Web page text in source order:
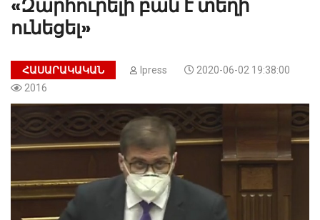
«Զարհուրելի բան է տեղի
ունեցել»
ՀԱՍԱՐԱԿԱԿԱՆ Ipress
2020-06-02 19:38:00
2016